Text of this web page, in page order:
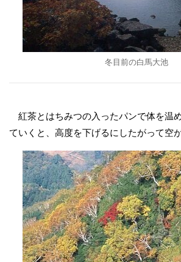
冬目前の白馬大池
紅茶とはちみつの入ったパンで体を温
ていくと、高度を下げるにしたがって空